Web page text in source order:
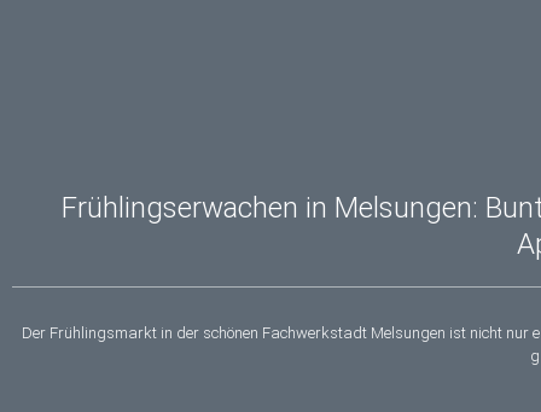
Frühlingserwachen in Melsungen:
Der Frühlingsmarkt in der schönen Fachwerkstadt Melsungen ist nicht